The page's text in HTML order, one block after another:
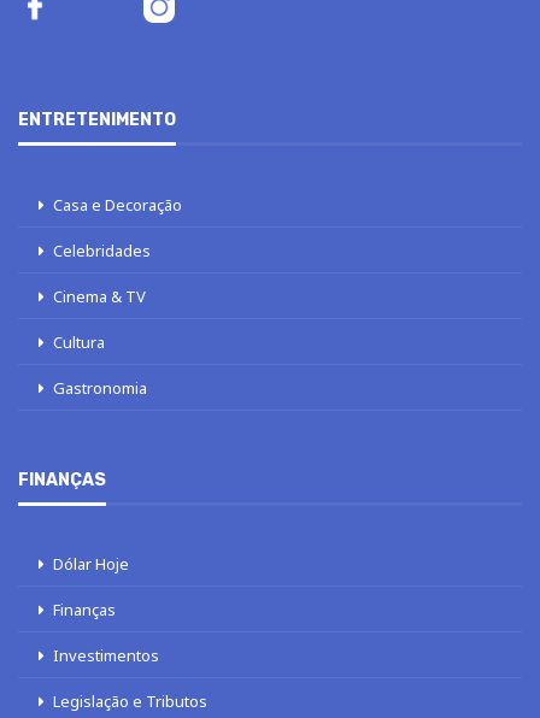
ENTRETENIMENTO
Casa e Decoração
Celebridades
Cinema & TV
Cultura
Gastronomia
FINANÇAS
Dólar Hoje
Finanças
Investimentos
Legislação e Tributos